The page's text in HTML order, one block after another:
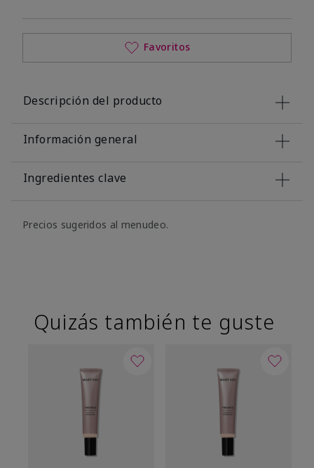
Favoritos
Descripción del producto
Información general
Ingredientes clave
Precios sugeridos al menudeo.
Quizás también te guste